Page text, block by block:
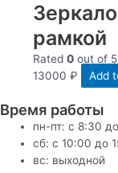
рамкой
Rated0 out of 5
13000₽ Add
Время работы
пн-пт: с 8:30
сб: c 10:00 до
вс: выходной